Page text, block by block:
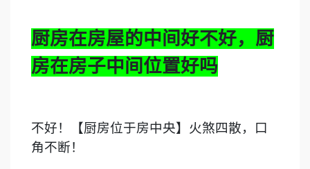
厨房在房屋的中间好不好，厨
房在房子中间位置好吗
不好！【厨房位于房中央】火煞四散，口
角不断！